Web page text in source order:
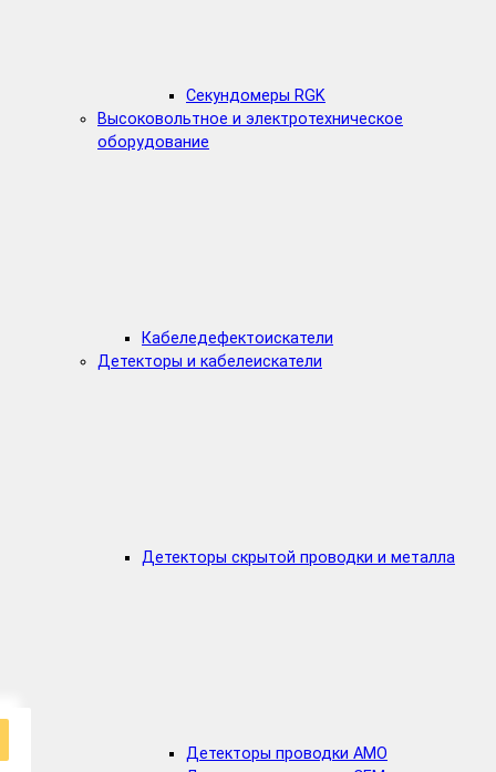
Секундомеры RGK
Высоковольтное и электротехническое
оборудование
Кабеледефектоискатели
Детекторы и кабелеискатели
Детекторы скрытой проводки и металла
Детекторы проводки AMO